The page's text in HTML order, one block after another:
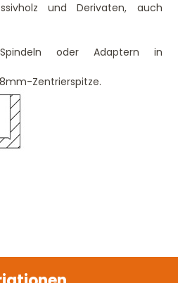
und Derivaten, auch
oder Adaptern in
Zentrierspitze.